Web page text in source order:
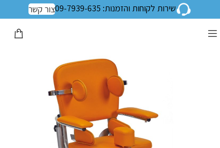
שירות לקוחות והזמנות: 09-7939-635 צור קשר